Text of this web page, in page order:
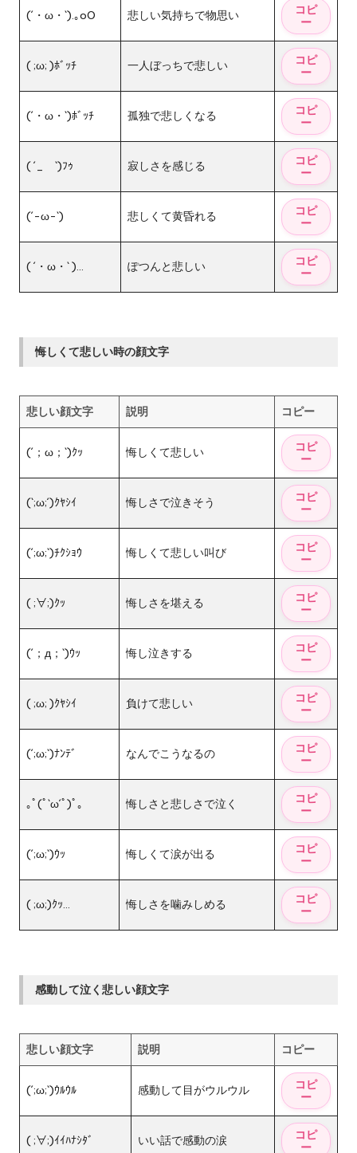
(´・ω・`).｡oO 悲しい気持ちで物思い
( ;ω; )ﾎﾞｯﾁ 一人ぼっちで悲しい
(´・ω・`)ﾎﾞｯﾁ 孤独で悲しくなる
( ´_ゝ`)ﾌｩ 寂しさを感じる
(´-ω-`) 悲しくて黄昏れる
( ´・ω・` )… ぽつんと悲しい
悔しくて悲しい時の顔文字
悲しい顔文字 説明 コピー
(´；ω；`)ｸｯ 悔しくて悲しい
(`;ω;´)ｸﾔｼｲ 悔しさで泣きそう
(´;ω;`)ﾁｸｼｮｳ 悔しくて悲しい叫び
( ;∀;)ｸｯ 悔しさを堪える
(´；д；`)ｳｯ 悔し泣きする
( ;ω; )ｸﾔｼｲ 負けて悲しい
(´;ω;`)ﾅﾝﾃﾞ なんでこうなるの
｡ﾟ(ﾟ`ω´ﾟ)ﾟ｡ 悔しさと悲しさで泣く
(´;ω;`)ｳｯ 悔しくて涙が出る
( ;ω;)ｸｯ… 悔しさを噛みしめる
感動して泣く悲しい顔文字
悲しい顔文字 説明 コピー
(´;ω;`)ｳﾙｳﾙ 感動して目がウルウル
( ;∀;)ｲｲﾊﾅｼﾀﾞ いい話で感動の涙